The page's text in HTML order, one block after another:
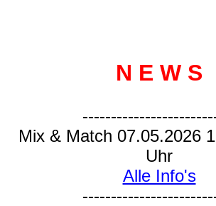
N E W S
Mix & Match 07.05.2026
Uhr
Alle Info's